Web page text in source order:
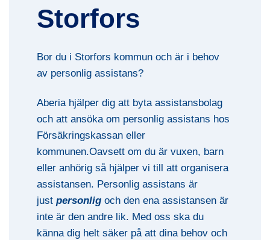
Storfors
Bor du i Storfors kommun och är i behov
av personlig assistans?
Aberia hjälper dig att byta assistansbolag
och att ansöka om personlig assistans hos
Försäkringskassan eller
kommunen.Oavsett om du är vuxen, barn
eller anhörig så hjälper vi till att organisera
assistansen. Personlig assistans är
justpersonligoch den ena assistansen är
inte är den andre lik. Med oss ska du
känna dig helt säker på att dina behov och